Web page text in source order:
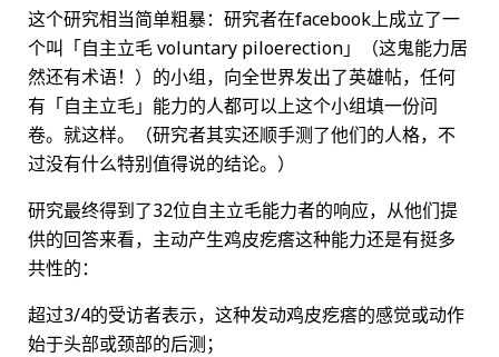
这个研究相当简单粗暴：研究者在facebook上成立了一
个叫「自主立毛 voluntary piloerection」（这鬼能力居
然还有术语！）的小组，向全世界发出了英雄帖，任何
有「自主立毛」能力的人都可以上这个小组填一份问
卷。就这样。（研究者其实还顺手测了他们的人格，不
过没有什么特别值得说的结论。）
研究最终得到了32位自主立毛能力者的响应，从他们提
供的回答来看，主动产生鸡皮疙瘩这种能力还是有挺多
共性的：
超过3/4的受访者表示，这种发动鸡皮疙瘩的感觉或动作
始于头部或颈部的后测；